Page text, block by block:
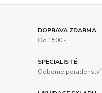
DOPRAVA ZDARMA
Od 1500,-
SPECIALISTÉ
Odborné poradenství